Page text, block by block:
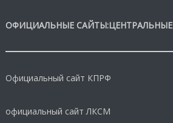
ОФИЦИАЛЬНЫЕ САЙТЫ:ЦЕНТРАЛЬНЫЕ
Официальный сайт КПРФ
официальный сайт ЛКСМ